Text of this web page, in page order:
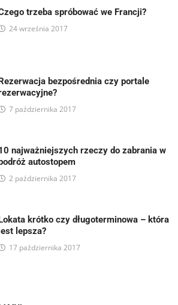
trzeba spróbować we Francji?
24 września 2017
bezpośrednia czy portale
7 października 2017
najważniejszych rzeczy do zabrania w
autostopem
2 października 2017
krótko czy długoterminowa – która
lepsza?
17 października 2017